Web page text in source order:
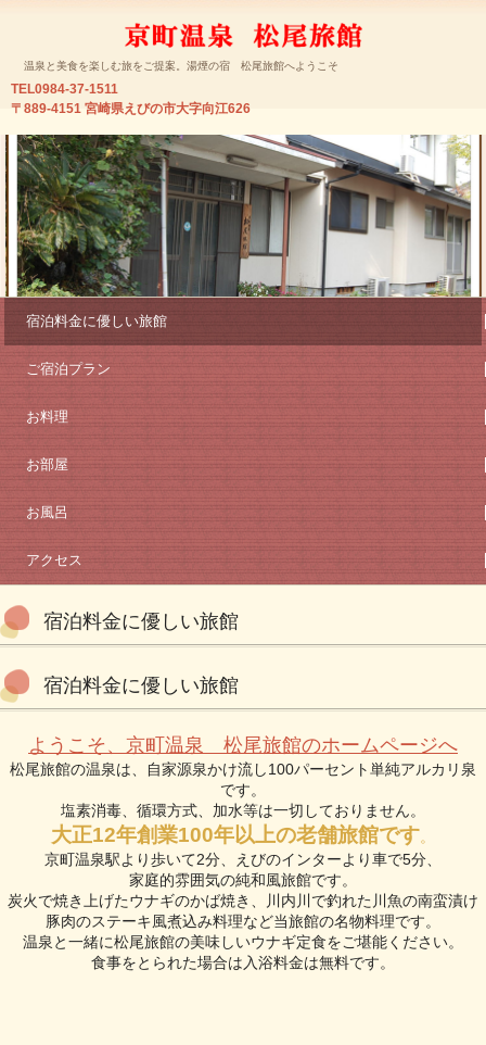
温泉と美食を楽しむ旅をご提案。湯煙の宿 松尾旅館へようこそ
TEL0984-37-1511
〒889-4151 宮崎県えびの市大字向江626
宿泊料金に優しい旅館
ご宿泊プラン
お料理
お部屋
お風呂
アクセス
宿泊料金に優しい旅館
宿泊料金に優しい旅館
ようこそ、京町温泉 松尾旅館のホームページへ
松尾旅館の温泉は、自家源泉かけ流し100パーセント単純アルカリ泉
です。
塩素消毒、循環方式、加水等は一切しておりません。
大正12年創業100年以上の老舗旅館です。
京町温泉駅より歩いて2分、えびのインターより車で5分、
家庭的雰囲気の純和風旅館です。
炭火で焼き上げたウナギのかば焼き、川内川で釣れた川魚の南蛮漬け
豚肉のステーキ風煮込み料理など当旅館の名物料理です。
温泉と一緒に松尾旅館の美味しいウナギ定食をご堪能ください。
食事をとられた場合は入浴料金は無料です。